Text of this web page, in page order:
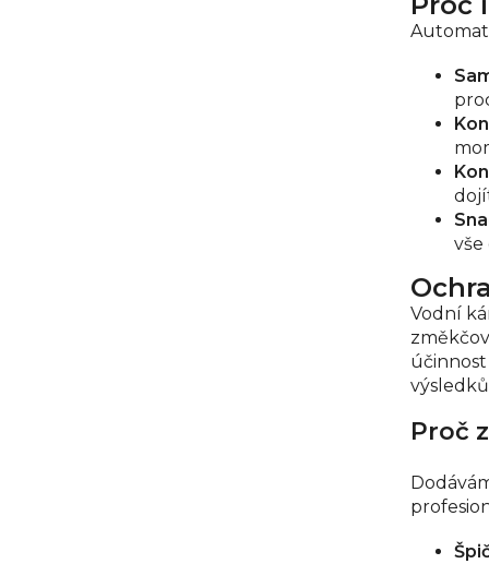
p
s
u
vše
Vodní
Proč